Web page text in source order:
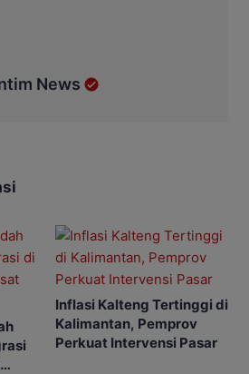
News
Inflasi Kalteng Tertinggi di
Kalimantan, Pemprov
Perkuat Intervensi Pasar